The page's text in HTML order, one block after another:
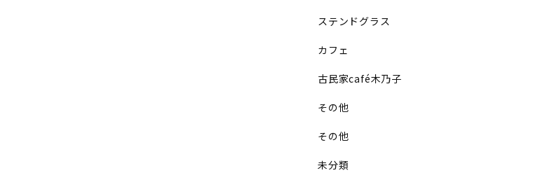
ステンドグラス
カフェ
古民家café木乃子
その他
その他
未分類